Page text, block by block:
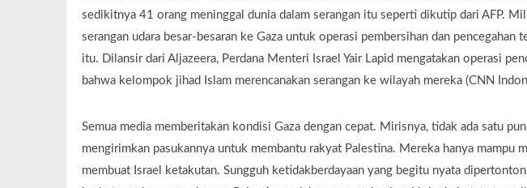
sedikitnya 41 orang meninggal dunia dalam serangan itu seperti dikutip dari AFP.
serangan udara besar-besaran ke Gaza untuk operasi pembersihan dan pencegahan
itu. Dilansir dari Aljazeera, Perdana Menteri Israel Yair Lapid mengatakan operasi
bahwa kelompok jihad Islam merencanakan serangan ke wilayah mereka (CNN
Semua media memberitakan kondisi Gaza dengan cepat. Mirisnya, tidak ada satu
mengirimkan pasukannya untuk membantu rakyat Palestina. Mereka hanya mampu
membuat Israel ketakutan. Sungguh ketidakberdayaan yang begitu nyata